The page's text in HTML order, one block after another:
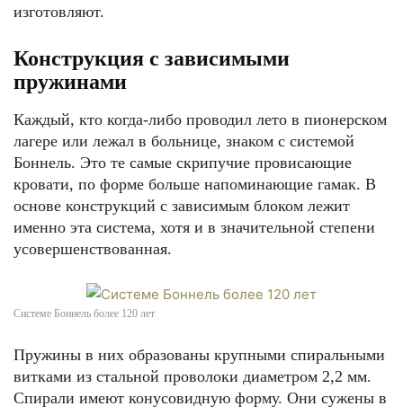
изготовляют.
Конструкция с зависимыми
пружинами
Каждый, кто когда-либо проводил лето в пионерском
лагере или лежал в больнице, знаком с системой
Боннель. Это те самые скрипучие провисающие
кровати, по форме больше напоминающие гамак. В
основе конструкций с зависимым блоком лежит
именно эта система, хотя и в значительной степени
усовершенствованная.
Системе Боннель более 120 лет
Пружины в них образованы крупными спиральными
витками из стальной проволоки диаметром 2,2 мм.
Спирали имеют конусовидную форму. Они сужены в